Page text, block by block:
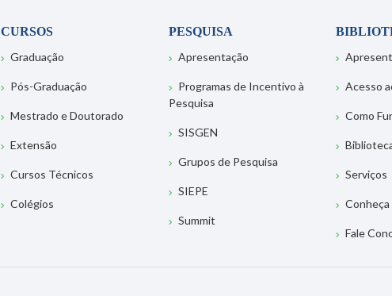
CURSOS
Graduação
Pós-Graduação
Mestrado e Doutorado
Extensão
Cursos Técnicos
Colégios
PESQUISA
Apresentação
Programas de Incentivo à
Pesquisa
SISGEN
Grupos de Pesquisa
SIEPE
Summit
Acesso
Como
Serviços
Fale